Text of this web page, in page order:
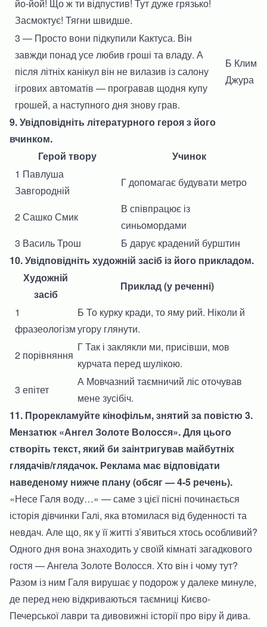
йо-йой! Що ж ти відпустив! Тут дуже грязько!
Засмоктує! Тягни швидше.
3 — Просто вони підкупили Кактуса. Він
завжди понад усе любив гроші та владу. А
після літніх канікул він не вилазив із салону
ігрових автоматів — програвав щодня купу
грошей, а наступного дня знову грав.
Б Клим
Джура
9. Увідповідніть літературного героя з його
вчинком.
Герой твору
Учинок
1 Павлуша
Завгородній
Г допомагає будувати метро
2 Сашко Смик
В співпрацює із
синьомордами
3 Василь Трош
Б дарує крадений бурштин
10. Увідповідніть художній засіб із його прикладом.
Художній
засіб
Приклад (у реченні)
1
фразеологізм
Б То курку кради, то яму рий. Ніколи й
угору глянути.
2 порівняння
Г Так і заклякли ми, присівши, мов
курчата перед шулікою.
3 епітет
А Мовчазний таємничий ліс оточував
мене зусібіч.
11. Прорекламуйте кінофільм, знятий за повістю 3.
Мензатюк «Ангел Золоте Волосся». Для цього
створіть текст, який би заінтригував майбутніх
глядачів/глядачок. Реклама має відповідати
наведеному нижче плану (обсяг — 4-5 речень).
«Несе Галя воду…» — саме з цієї пісні починається
історія дівчинки Галі, яка втомилася від буденності та
невдач. Але що, як у її житті з’явиться хтось особливий?
Одного дня вона знаходить у своїй кімнаті загадкового
гостя — Ангела Золоте Волосся. Хто він і чому тут?
Разом із ним Галя вирушає у подорож у далеке минуле,
де перед нею відкриваються таємниці Києво-
Печерської лаври та дивовижні історії про віру й дива.